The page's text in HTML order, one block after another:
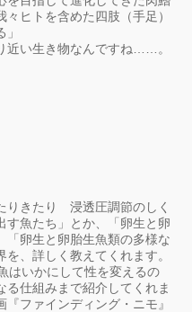
ヒトを含めた四肢（手足）
い生き物なんですね……。
りきたり 浸透圧調節のしく
す魚たち」とか、「卵生と卵
「卵生と卵胎生魚類の多様な
、詳しく教えてくれます。
いかにして性を変えるの
仕組みまで紹介してくれま
ファインディング・ニモ』